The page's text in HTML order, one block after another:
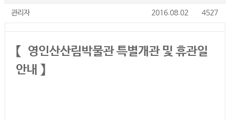
관리자 2016.08.02 4527
【 영인산산림박물관 특별개관 및 휴관일
안내 】